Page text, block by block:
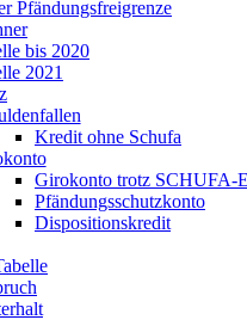
Pfändungsfreigrenze
bis 2020
2021
Kredit ohne Schufa
Girokonto trotz SCHUFA-
Pfändungsschutzkonto
Dispositionskredit